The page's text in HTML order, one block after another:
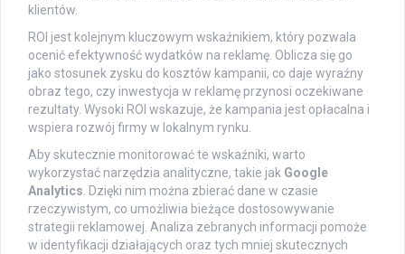
klientów.
ROI jest kolejnym kluczowym wskaźnikiem, który pozwala
ocenić efektywność wydatków na reklamę. Oblicza się go
jako stosunek zysku do kosztów kampanii, co daje wyraźny
obraz tego, czy inwestycja w reklamę przynosi oczekiwane
rezultaty. Wysoki ROI wskazuje, że kampania jest opłacalna i
wspiera rozwój firmy w lokalnym rynku.
Aby skutecznie monitorować te wskaźniki, warto
wykorzystać narzędzia analityczne, takie jak Google
Analytics . Dzięki nim można zbierać dane w czasie
rzeczywistym, co umożliwia bieżące dostosowywanie
strategii reklamowej. Analiza zebranych informacji pomoże
w identyfikacji działających oraz tych mniej skutecznych